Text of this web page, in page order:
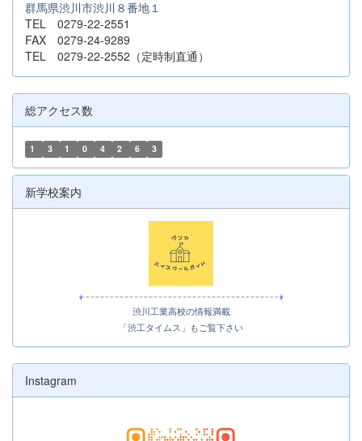
群馬県渋川市渋川８番地１
TEL 0279-22-2551
FAX 0279-24-9289
TEL 0279-22-2552（定時制直通）
総アクセス数
1 3 1 0 4 2 6 3
新学校案内
渋川工業高校の情報満載
「渋工タイムス」もご覧下さい
Instagram